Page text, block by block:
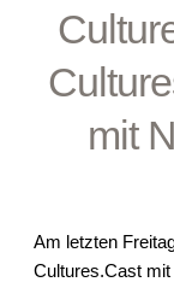
mit
Am letzten
Cultures.Cast